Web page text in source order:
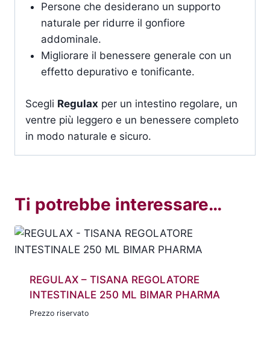
Persone che desiderano un supporto
naturale per ridurre il gonfiore
addominale.
Migliorare il benessere generale con un
effetto depurativo e tonificante.
Scegli Regulax per un intestino regolare, un
ventre più leggero e un benessere completo
in modo naturale e sicuro.
Ti potrebbe interessare…
REGULAX – TISANA REGOLATORE
INTESTINALE 250 ML BIMAR PHARMA
Prezzo riservato